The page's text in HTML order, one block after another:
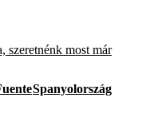
szeretnénk most már
Spanyolország